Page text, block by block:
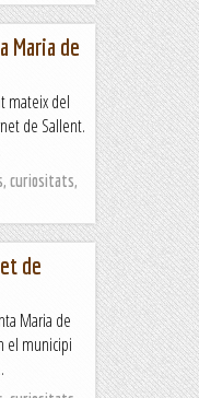
Maria de
mateix del
de Sallent.
curiositats,
de
Maria de
el municipi